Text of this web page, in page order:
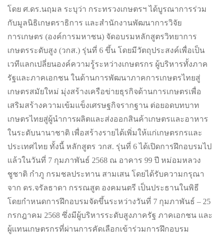
โดย ศ.ดร.นฤมล ระบุว่า กระทรวงเกษตรฯ ได้บูรณาการร่วม
กับมูลนิธิเกษตราธิการ และสำนักงานพัฒนาการวิจัย
การเกษตร (องค์การมหาชน) จัดอบรมหลักสูตรวิทยาการ
เกษตรระดับสูง (วกส.) รุ่นที่ 6 ขึ้น โดยมีวัตถุประสงค์เพื่อเป็น
เวทีแลกเปลี่ยนองค์ความรู้ระหว่างเกษตรกร ผู้บริหารทั้งภาค
รัฐและภาคเอกชน ในด้านการพัฒนาภาคการเกษตรไทยสู่
เกษตรสมัยใหม่ มุ่งสร้างเครือข่ายธุรกิจด้านการเกษตรเพื่อ
เสริมสร้างความเข้มแข็งเศรษฐกิจรากฐาน ต่อยอดบทบาท
เกษตรไทยสู่ผู้นำการผลิตและส่งออกสินค้าเกษตรและอาหาร
ในระดับนานาชาติ เพื่อสร้างรายได้เพิ่มให้แก่เกษตรกรและ
ประเทศไทย ทั้งนี้ หลักสูตร วกส. รุ่นที่ 6 ได้เปิดการฝึกอบรมไป
แล้วในวันที่ 7 กุมภาพันธ์ 2568 ณ อาคาร 99 ปี หม่อมหลวง
ชูชาติ กำภู กรมชลประทาน สามเสน โดยได้รับความกรุณา
จาก ดร.จรัลธาดา กรรณสูต องคมนตรี เป็นประธานในพิธี
โดยกำหนดการฝึกอบรมจัดขึ้นระหว่างวันที่ 7 กุมภาพันธ์ – 25
กรกฎาคม 2568 ซึ่งมีผู้บริหารระดับสูงภาครัฐ ภาคเอกชน และ
ผู้แทนเกษตรกรที่ผ่านการคัดเลือกเข้าร่วมการฝึกอบรม